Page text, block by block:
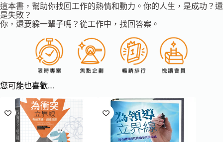
這本書，幫助你找回工作的熱情和動力。你的人生，是成功？還
是失敗？
你，還要躱一輩子嗎？從工作中，找回答案。
您可能也喜歡…